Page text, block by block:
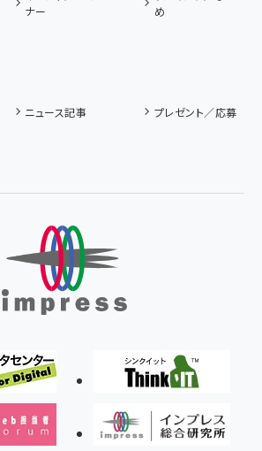
ナー
め
ニュース記事
プレゼント／応募